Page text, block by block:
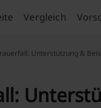
Vergleich
Unterstützung &